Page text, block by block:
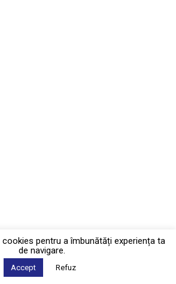
pentru a îmbunătăți experiența ta
de navigare.
Accept Refuz